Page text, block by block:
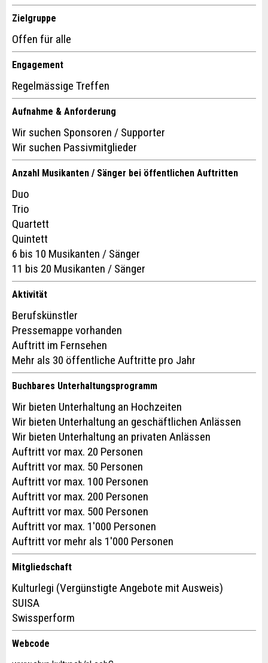
* Eingabe erforderlich
Zur Qualitätssicherung wird eine Kopie der E-Mail an guidle
übermittelt.
NACHRICHT SENDEN
Schliessen
Zielgruppe
Offen für alle
Engagement
Regelmässige Treffen
Aufnahme & Anforderung
Wir suchen Sponsoren / Supporter
Wir suchen Passivmitglieder
Anzahl Musikanten / Sänger bei öffentlichen Auftritten
Duo
Trio
Quartett
Quintett
6 bis 10 Musikanten / Sänger
11 bis 20 Musikanten / Sänger
Aktivität
Berufskünstler
Pressemappe vorhanden
Auftritt im Fernsehen
Mehr als 30 öffentliche Auftritte pro Jahr
Buchbares Unterhaltungsprogramm
Wir bieten Unterhaltung an Hochzeiten
Wir bieten Unterhaltung an geschäftlichen Anlässen
Wir bieten Unterhaltung an privaten Anlässen
Auftritt vor max. 20 Personen
Auftritt vor max. 50 Personen
Auftritt vor max. 100 Personen
Auftritt vor max. 200 Personen
Auftritt vor max. 500 Personen
Auftritt vor max. 1'000 Personen
Auftritt vor mehr als 1'000 Personen
Mitgliedschaft
Kulturlegi (Vergünstigte Angebote mit Ausweis)
SUISA
Swissperform
Webcode